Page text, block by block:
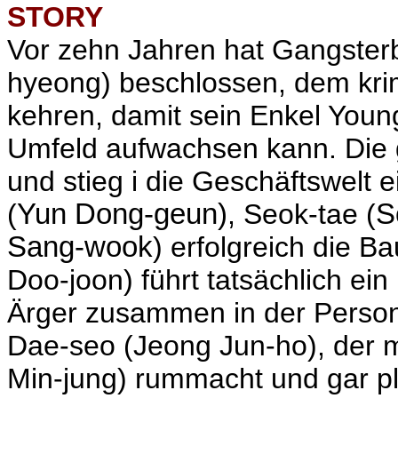
STORY
Vor zehn Jahren hat
hyeong) beschlossen, dem
kehren, damit sein Enkel
Umfeld aufwachsen kann.
und stieg i die Geschäftswelt
(Yun Dong-geun), Seok-tae (
Sang-wook) erfolgreich die
Doo-joon) führt tatsächlich
Ärger zusammen in der
Dae-seo (Jeong Jun-ho), der
Min-jung) rummacht und gar